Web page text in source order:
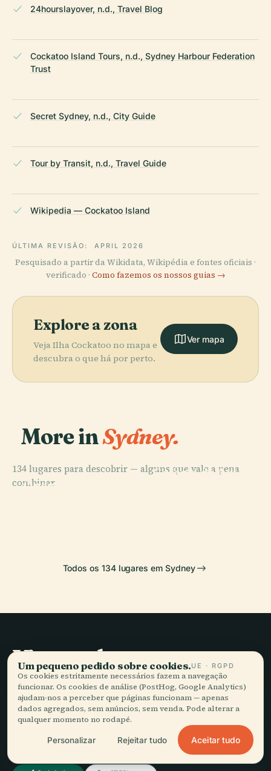
24hourslayover, n.d., Travel Blog
Cockatoo Island Tours, n.d., Sydney Harbour Federation
Trust
Secret Sydney, n.d., City Guide
Tour by Transit, n.d., Travel Guide
Wikipedia — Cockatoo Island
ÚLTIMA REVISÃO: APRIL 2026
Pesquisado a partir da Wikidata, Wikipédia e fontes oficiais ·
verificado · Como fazemos os nossos guias →
Explore a zona
Veja Ilha Cockatoo no mapa e
descubra o que há por perto.
Ver mapa
More inSydney.
134 lugares para descobrir — alguns que vale a pena
combinar.
PLACE
Ópera de
Galeria de Arte
PLACE
Todos os 134 lugares em Sydney
Viagem lenta,
bem contada.
FIQUE A PAR
Juntar-se
Um pequeno pedido sobre cookies.UE · RGPD
Os cookies estritamente necessários fazem a navegação
funcionar. Os cookies de análise (PostHog, Google Analytics)
ajudam-nos a perceber que páginas funcionam — apenas
dados agregados, sem anúncios, sem venda. Pode alterar a
qualquer momento no rodapé.
Personalizar Rejeitar tudo Aceitar tudo